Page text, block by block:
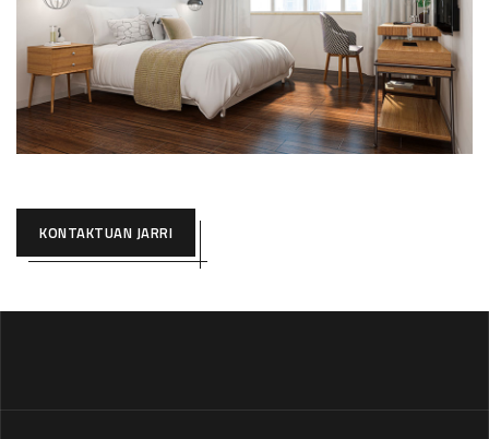
KONTAKTUAN JARRI